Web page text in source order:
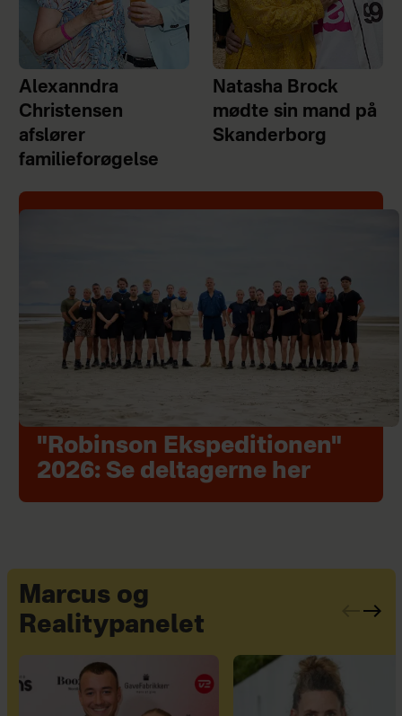
Alexanndra
Christensen
afslører
familieforøgelse
Natasha Brock
mødte sin mand på
Skanderborg
"Robinson Ekspeditionen"
2026: Se deltagerne her
Marcus og
Realitypanelet